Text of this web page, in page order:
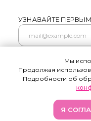
Мы
Продолжая
Подробности об
Я
УЗНАВАЙТЕ
обработку моих персональных
условиями Политики
выражаю свое Согласие с ч.1 ст.18
рекламе" на направление мне
информационных сообщений